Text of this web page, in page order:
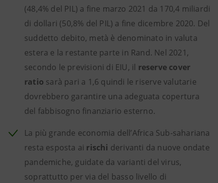
(48,4% del PIL) a fine marzo 2021 da 170,4 miliardi
di dollari (50,8% del PIL) a fine dicembre 2020. Del
suddetto debito, metà è denominato in valuta
estera e la restante parte in Rand. Nel 2021,
secondo le previsioni di EIU, il reserve cover
ratio sarà pari a 1,6 quindi le riserve valutarie
dovrebbero garantire una adeguata copertura
del fabbisogno finanziario esterno.
La più grande economia dell’Africa Sub-sahariana
resta esposta ai rischi derivanti da nuove ondate
pandemiche, guidate da varianti del virus,
soprattutto per via del basso livello di